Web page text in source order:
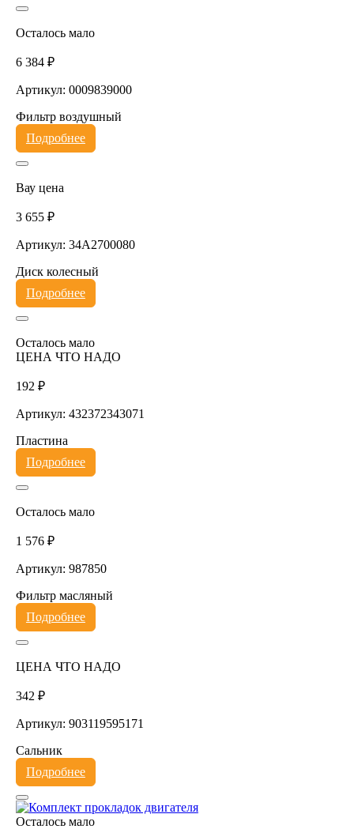
Осталось мало
6 384 ₽
Артикул: 0009839000
Фильтр воздушный
Подробнее
Вау цена
3 655 ₽
Артикул: 34A2700080
Диск колесный
Подробнее
Осталось мало
ЦЕНА ЧТО НАДО
192 ₽
Артикул: 432372343071
Пластина
Подробнее
Осталось мало
1 576 ₽
Артикул: 987850
Фильтр масляный
Подробнее
ЦЕНА ЧТО НАДО
342 ₽
Артикул: 903119595171
Сальник
Подробнее
Осталось мало